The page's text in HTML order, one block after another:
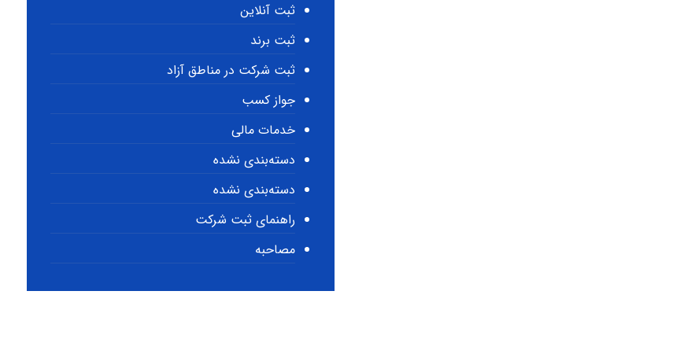
ثبت آنلاین
ثبت برند
ثبت شرکت در مناطق آزاد
جواز کسب
خدمات مالی
دسته‌بندی نشده
دسته‌بندی نشده
راهنمای ثبت شرکت
مصاحبه